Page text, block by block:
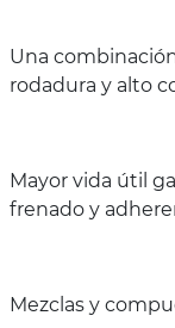
Una
rodadura y alto
Mayor vida útil
frenado y
Mezclas y